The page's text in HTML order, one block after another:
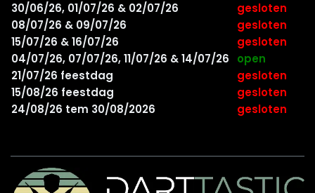
30/06/26, 01/07/26 & 02/07/26
gesloten
08/07/26 & 09/07/26
gesloten
15/07/26 & 16/07/26
gesloten
04/07/26, 07/07/26, 11/07/26 & 14/07/26
open
21/07/26 feestdag
gesloten
15/08/26 feestdag
gesloten
24/08/26 tem 30/08/2026
gesloten